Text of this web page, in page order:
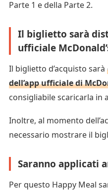
Parte 1 e della Parte 2.
Il biglietto sarà
ufficiale
Il biglietto d’acquisto sarà
dell’app ufficiale di
consigliabile scaricarla in
Inoltre, al momento
necessario mostrare il
Saranno applicati
Per questo Happy Meal